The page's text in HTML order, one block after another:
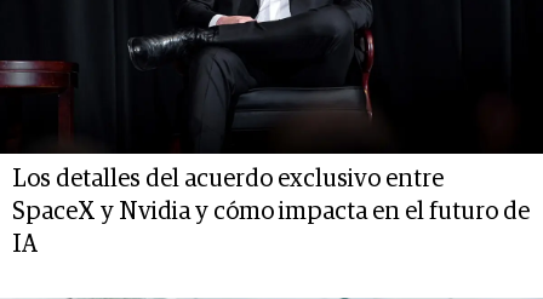
Los detalles del acuerdo exclusivo entre
SpaceX y Nvidia y cómo impacta en el futuro de
IA